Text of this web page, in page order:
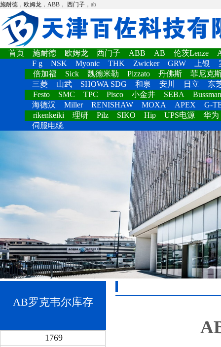
施耐德 ， 欧姆龙 ， ABB ， 西门子 ，ab
首页 施耐德 欧姆龙 西门子 ABB AB 伦茨Lenze
F g
NSK Myonic THK Zwicker GRW 上银
倍加福
Sick 魏德米勒 Pizzato 丹佛斯
菲尼克
三菱
山武 SHOWA SDG 和泉 安川 日立
东
Festo
SMC TPC Pisco 小金井 SEBA
海德汉
Miller RENISHAW MOXA APEX
G-
rikenkeiki
理研 Pilz SIKO Hip UPS电源
华为
伺服电缆
AB罗克韦尔库存
1769